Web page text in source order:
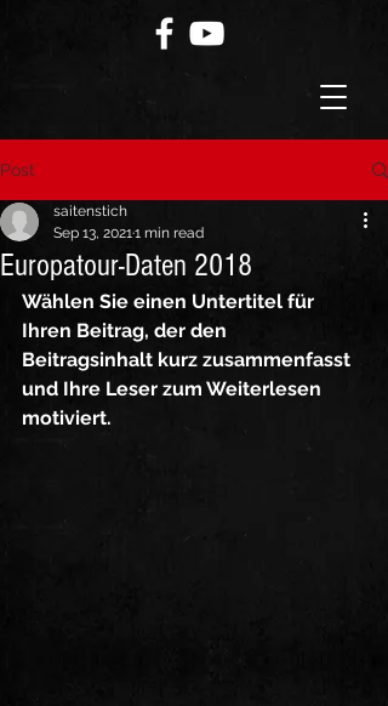
Post
Europatour-Daten 2018
saitenstich
Sep 13, 20211 min read
Wählen Sie einen Untertitel für
Ihren Beitrag, der den
Beitragsinhalt kurz zusammenfasst
und Ihre Leser zum Weiterlesen
motiviert.